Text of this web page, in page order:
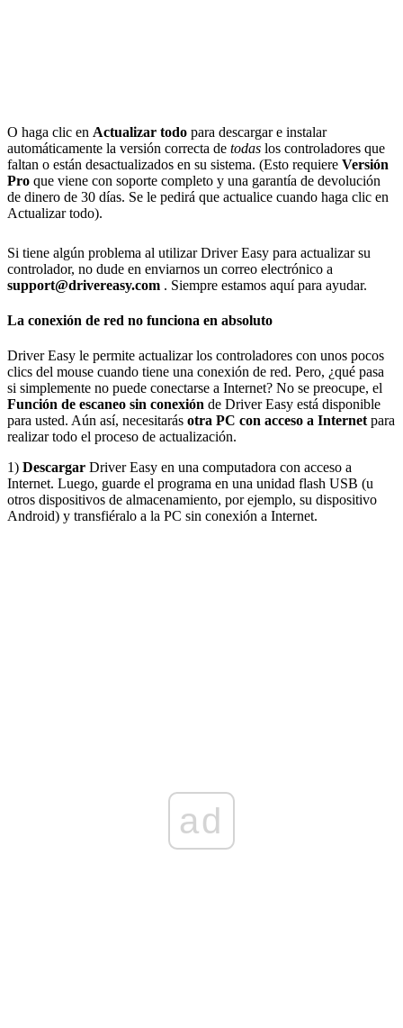
O haga clic en Actualizar todo para descargar e instalar
automáticamente la versión correcta de todas los controladores que
faltan o están desactualizados en su sistema. (Esto requiere Versión
Pro que viene con soporte completo y una garantía de devolución
de dinero de 30 días. Se le pedirá que actualice cuando haga clic en
Actualizar todo).
Si tiene algún problema al utilizar Driver Easy para actualizar su
controlador, no dude en enviarnos un correo electrónico a
support@drivereasy.com . Siempre estamos aquí para ayudar.
La conexión de red no funciona en absoluto
Driver Easy le permite actualizar los controladores con unos pocos
clics del mouse cuando tiene una conexión de red. Pero, ¿qué pasa
si simplemente no puede conectarse a Internet? No se preocupe, el
Función de escaneo sin conexión de Driver Easy está disponible
para usted. Aún así, necesitarás otra PC con acceso a Internet para
realizar todo el proceso de actualización.
1) Descargar Driver Easy en una computadora con acceso a
Internet. Luego, guarde el programa en una unidad flash USB (u
otros dispositivos de almacenamiento, por ejemplo, su dispositivo
Android) y transfiéralo a la PC sin conexión a Internet.
ad